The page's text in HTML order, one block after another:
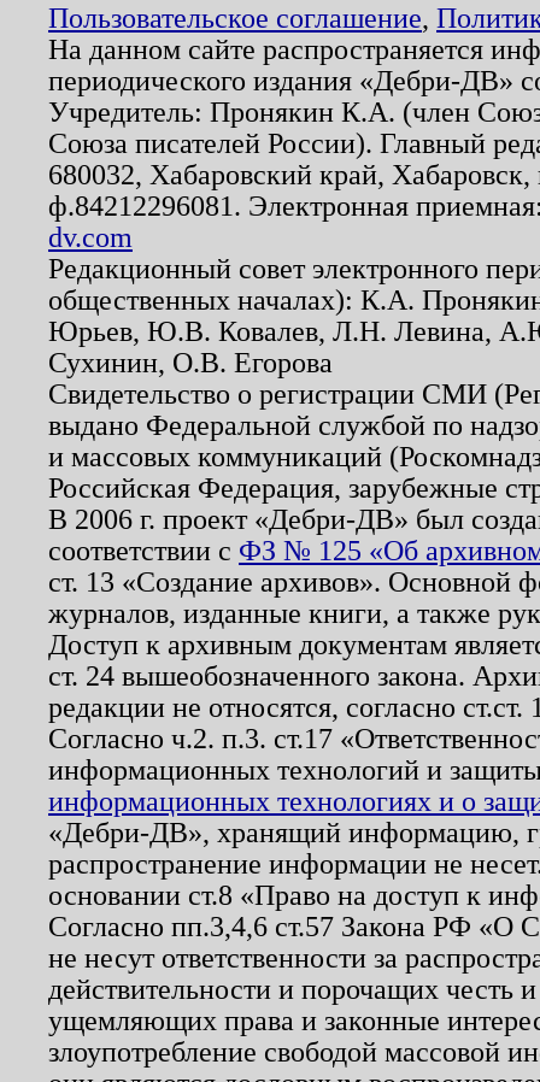
Пользовательское соглашение,
На данном сайте распространяется
периодического издания «Дебри-ДВ»
Учредитель: Пронякин К.А. (член
Союза писателей России). Главный
680032, Хабаровский край,
ф.84212296081. Электронная
dv.com
Редакционный совет электронного
общественных началах): К.А.
Юрьев, Ю.В. Ковалев, Л.Н. Левина,
Сухинин, О.В. Егорова
Свидетельство о регистрации СМИ
выдано Федеральной службой по
и массовых коммуникаций
Российская Федерация, зарубежные
В 2006 г. проект «Дебри-ДВ» был
соответствии с ФЗ № 125 «Об
ст. 13 «Создание архивов». Основной
журналов, изданные книги, а также
Доступ к архивным документам
ст. 24 вышеобозначенного закона.
редакции не относятся, согласно
Согласно ч.2. п.3. ст.17
информационных технологий и
информационных технологиях и о
«Дебри-ДВ», хранящий информацию,
распространение информации не
основании ст.8 «Право на доступ к
Согласно пп.3,4,6 ст.57 Закона РФ «О
не несут ответственности за
действительности и порочащих честь
ущемляющих права и законные
злоупотребление свободой массовой